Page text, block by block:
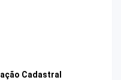
Cadastral